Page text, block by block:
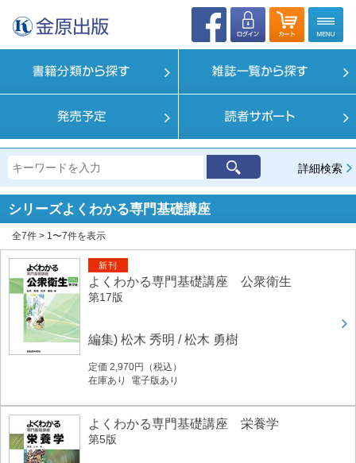
詳細検索
シリーズよくわかる専門基礎講座
全7件 > 1〜7件を表示
新刊
よくわかる専門基礎講座 公衆衛生
第17版
編集) 松木 秀明 / 松木 勇樹
定価 2,970円（税込）
在庫あり 電子版あり
よくわかる専門基礎講座 栄養学
第5版